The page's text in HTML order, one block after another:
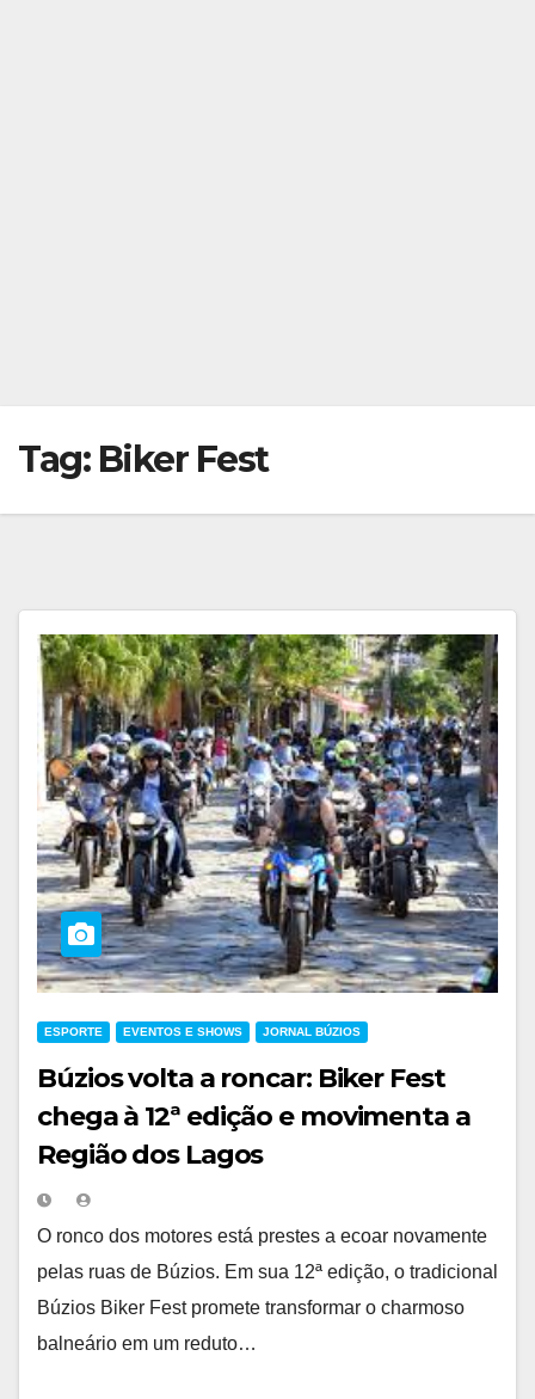
Tag: Biker Fest
ESPORTE EVENTOS E SHOWS JORNAL BÚZIOS
Búzios volta a roncar: Biker Fest
chega à 12ª edição e movimenta a
Região dos Lagos
O ronco dos motores está prestes a ecoar novamente
pelas ruas de Búzios. Em sua 12ª edição, o tradicional
Búzios Biker Fest promete transformar o charmoso
balneário em um reduto…